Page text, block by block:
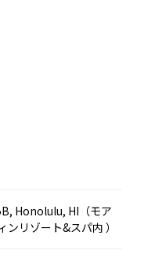
Honolulu, HI（モア
リゾート&スパ内 ）